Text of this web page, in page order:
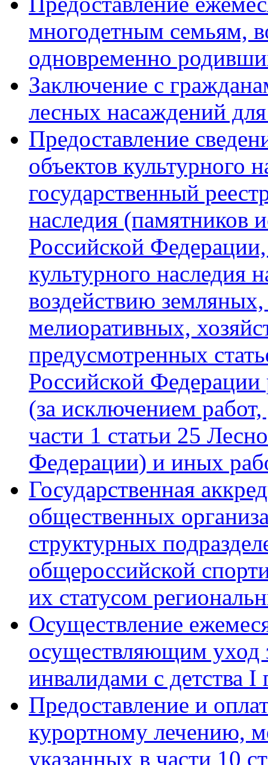
многодетным семьям,
одновременно
Заключение с
лесных насаждений
Предоставление
объектов культурного
государственный
наследия (памятников
Российской
культурного наследия
воздействию
мелиоративных,
предусмотренных
Российской Федерации
(за исключением
части 1 статьи 25
Федерации) и иных
Государственная
общественных
структурных
общероссийской
их статусом
Осуществление
осуществляющим уход
инвалидами с детства I
Предоставление и
курортному лечению,
указанных в части 10